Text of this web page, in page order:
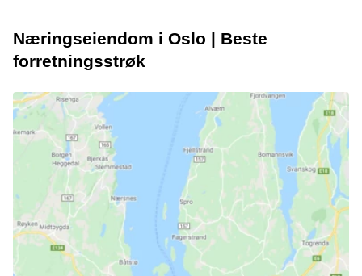
Næringseiendom i Oslo | Beste
forretningsstrøk